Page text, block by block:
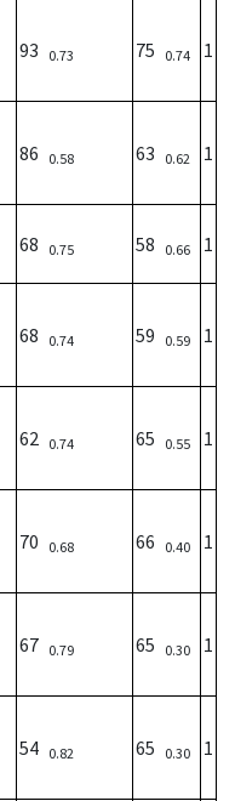
93 0.73 75 0.74 1
86 0.58 63 0.62 1
68 0.75 58 0.66 1
68 0.74 59 0.59 1
62 0.74 65 0.55 1
70 0.68 66 0.40 1
67 0.79 65 0.30 1
54 0.82 65 0.30 1